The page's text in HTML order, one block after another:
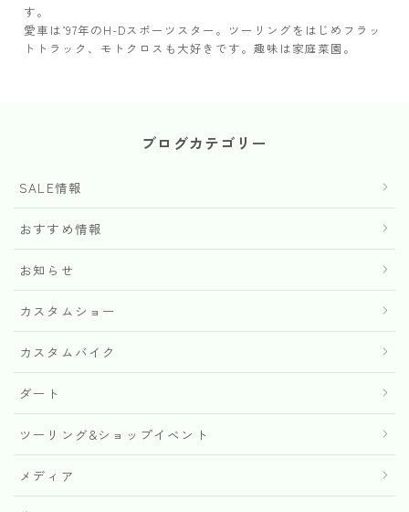
す。
愛車は’97年のH-Dスポーツスター。ツーリングをはじめフラッ
トトラック、モトクロスも大好きです。趣味は家庭菜園。
ブログカテゴリー
SALE情報
おすすめ情報
お知らせ
カスタムショー
カスタムバイク
ダート
ツーリング&ショップイベント
メディア